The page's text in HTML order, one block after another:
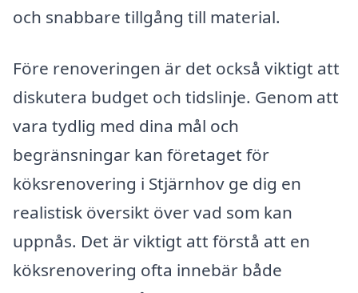
och snabbare tillgång till material.
Före renoveringen är det också viktigt att
diskutera budget och tidslinje. Genom att
vara tydlig med dina mål och
begränsningar kan företaget för
köksrenovering i Stjärnhov ge dig en
realistisk översikt över vad som kan
uppnås. Det är viktigt att förstå att en
köksrenovering ofta innebär både